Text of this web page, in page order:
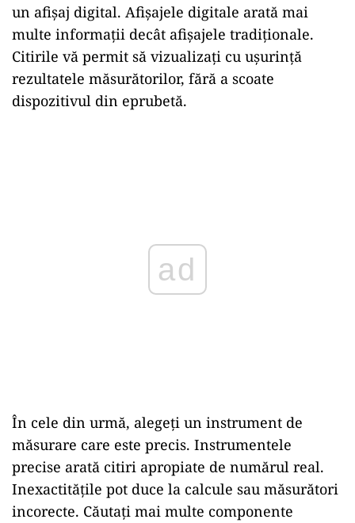
un afișaj digital. Afișajele digitale arată mai
multe informații decât afișajele tradiționale.
Citirile vă permit să vizualizați cu ușurință
rezultatele măsurătorilor, fără a scoate
dispozitivul din eprubetă.
ad
În cele din urmă, alegeți un instrument de
măsurare care este precis. Instrumentele
precise arată citiri apropiate de numărul real.
Inexactitățile pot duce la calcule sau măsurători
incorecte. Căutați mai multe componente